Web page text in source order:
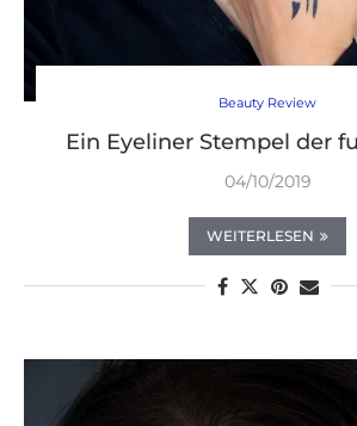
Beauty Review
Ein Eyeliner Stempel der
04/10/2019
WEITERLESEN